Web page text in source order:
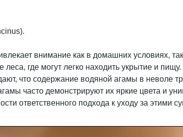
внимание как в домашних условиях,
где могут легко находить укрытие и
что содержание водяной агамы в неволе
часто демонстрируют их яркие цвета и
ответственного подхода к уходу за этими